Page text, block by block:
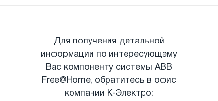
Для получения детальной
информации по интересующему
Вас компоненту системы ABB
Free@Home, обратитесь в офис
компании К-Электро: